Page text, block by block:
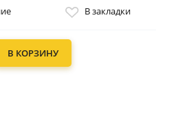
В закладки
В КОРЗИНУ